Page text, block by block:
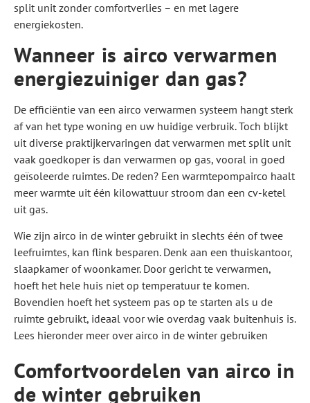
split unit zonder comfortverlies – en met lagere
energiekosten.
Wanneer is airco verwarmen
energiezuiniger dan gas?
De efficiëntie van een airco verwarmen systeem hangt sterk
af van het type woning en uw huidige verbruik. Toch blijkt
uit diverse praktijkervaringen dat verwarmen met split unit
vaak goedkoper is dan verwarmen op gas, vooral in goed
geïsoleerde ruimtes. De reden? Een warmtepompairco haalt
meer warmte uit één kilowattuur stroom dan een cv-ketel
uit gas.
Wie zijn airco in de winter gebruikt in slechts één of twee
leefruimtes, kan flink besparen. Denk aan een thuiskantoor,
slaapkamer of woonkamer. Door gericht te verwarmen,
hoeft het hele huis niet op temperatuur te komen.
Bovendien hoeft het systeem pas op te starten als u de
ruimte gebruikt, ideaal voor wie overdag vaak buitenhuis is.
Lees hieronder meer over airco in de winter gebruiken
Comfortvoordelen van airco in
de winter gebruiken